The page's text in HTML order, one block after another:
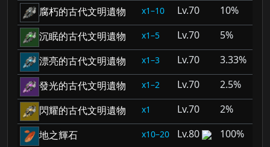
腐朽的古代文明遺物
1–10 70
10%
沉眠的古代文明遺物
1–5 70
5%
漂亮的古代文明遺物
1–3 70
3.33%
發光的古代文明遺物
1–2 70
2.5%
閃耀的古代文明遺物
1 70
2%
地之輝石
10–20 80
100%